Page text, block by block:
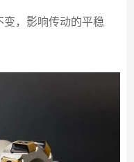
，影响传动的平稳